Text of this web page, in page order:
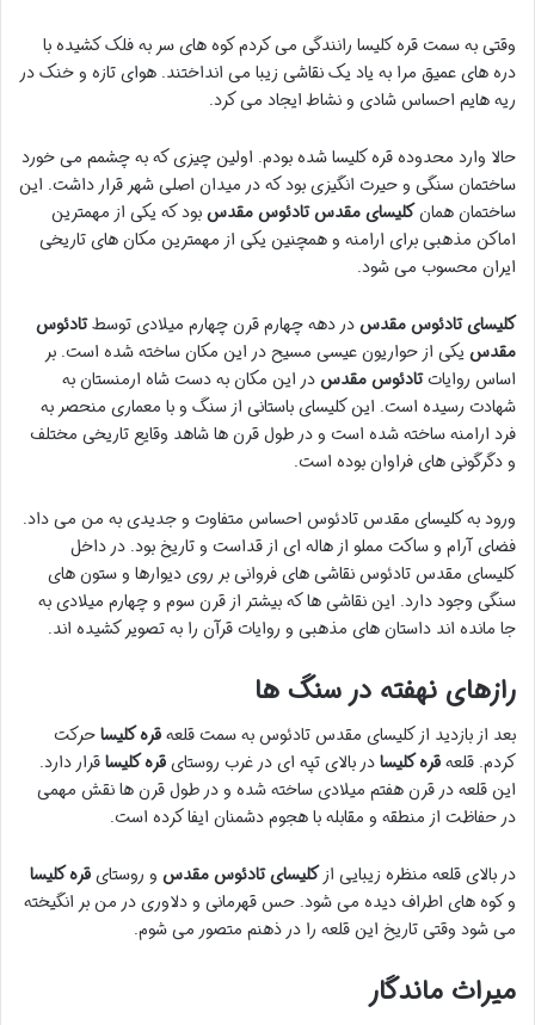
وقتی به سمت قره کلیسا رانندگی می کردم کوه های سر به فلک کشیده با
دره های عمیق مرا به یاد یک نقاشی زیبا می انداختند. هوای تازه و خنک در
ریه هایم احساس شادی و نشاط ایجاد می کرد.
حالا وارد محدوده قره کلیسا شده بودم. اولین چیزی که به چشمم می خورد
ساختمان سنگی و حیرت انگیزی بود که در میدان اصلی شهر قرار داشت. این
ساختمان همانکلیسای مقدس تادئوس مقدسبود که یکی از مهمترین
اماکن مذهبی برای ارامنه و همچنین یکی از مهمترین مکان های تاریخی
ایران محسوب می شود.
کلیسای تادئوس مقدسدر دهه چهارم قرن چهارم میلادی توسطتادئوس
مقدسیکی از حواریون عیسی مسیح در این مکان ساخته شده است. بر
اساس روایاتتادئوس مقدسدر این مکان به دست شاه ارمنستان به
شهادت رسیده است. این کلیسای باستانی از سنگ و با معماری منحصر به
فرد ارامنه ساخته شده است و در طول قرن ها شاهد وقایع تاریخی مختلف
و دگرگونی های فراوان بوده است.
ورود به کلیسای مقدس تادئوس احساس متفاوت و جدیدی به من می داد.
فضای آرام و ساکت مملو از هاله ای از قداست و تاریخ بود. در داخل
کلیسای مقدس تادئوس نقاشی های فروانی بر روی دیوارها و ستون های
سنگی وجود دارد. این نقاشی ها که بیشتر از قرن سوم و چهارم میلادی به
جا مانده اند داستان های مذهبی و روایات قرآن را به تصویر کشیده اند.
رازهای نهفته در سنگ ها
بعد از بازدید از کلیسای مقدس تادئوس به سمت قلعهقره کلیساحرکت
کردم. قلعهقره کلیسادر بالای تپه ای در غرب روستایقره کلیساقرار دارد.
این قلعه در قرن هفتم میلادی ساخته شده و در طول قرن ها نقش مهمی
در حفاظت از منطقه و مقابله با هجوم دشمنان ایفا کرده است.
در بالای قلعه منظره زیبایی ازکلیسای تادئوس مقدس و روستایقره کلیسا
و کوه های اطراف دیده می شود. حس قهرمانی و دلاوری در من بر انگیخته
می شود وقتی تاریخ این قلعه را در ذهنم متصور می شوم.
میراث ماندگار